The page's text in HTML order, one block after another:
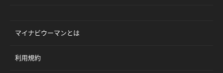
マイナビウーマンとは
利用規約